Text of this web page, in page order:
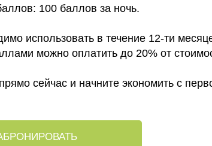
100 баллов за ночь.
использовать в течение 12-ти
можно оплатить до 20% от
сейчас и начните экономить с